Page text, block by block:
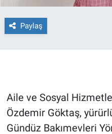
Paylaş
Aile ve Sosyal
Özdemir Göktaş,
Gündüz Bakımevleri